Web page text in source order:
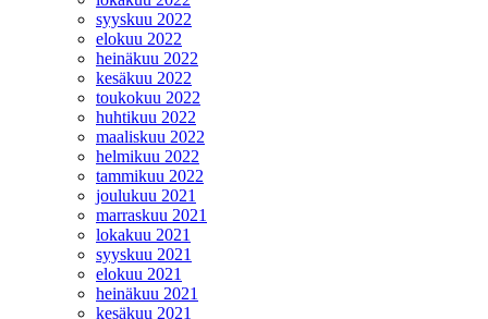
syyskuu 2022
elokuu 2022
heinäkuu 2022
kesäkuu 2022
toukokuu 2022
huhtikuu 2022
maaliskuu 2022
helmikuu 2022
tammikuu 2022
joulukuu 2021
marraskuu 2021
lokakuu 2021
syyskuu 2021
elokuu 2021
heinäkuu 2021
kesäkuu 2021